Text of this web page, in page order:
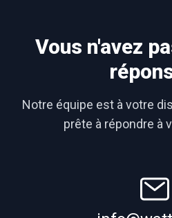
Vous n'avez
Notre équipe est à votre
prête à répondre à